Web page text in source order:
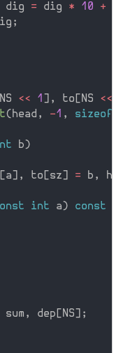
dig = dig * 10 +
;
NS << 1 ] , to [NS <<
(head , -1 , sizeof
b)
[a] , to [sz] = b ,
int a) const
sum , dep [NS] ;